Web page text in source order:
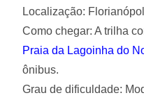
Localização:
Como chegar: A trilha
Praia da Lagoinha do
ônibus.
Grau de dificuldade: